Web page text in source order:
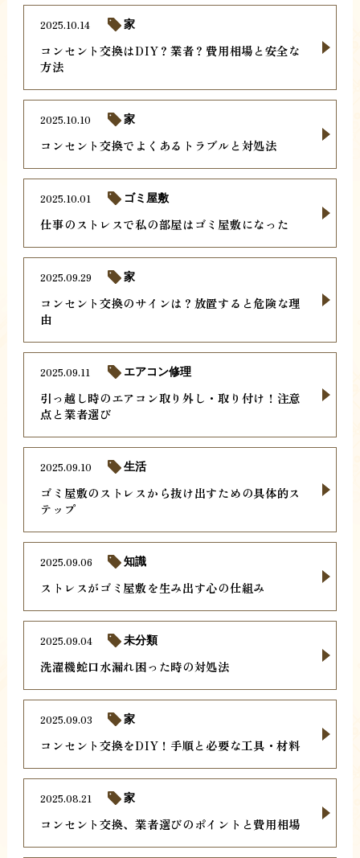
コンセント交換はDIY？業者？費用相場と安全な
方法
2025.10.14 家
コンセント交換でよくあるトラブルと対処法
2025.10.10 家
仕事のストレスで私の部屋はゴミ屋敷になった
2025.10.01 ゴミ屋敷
コンセント交換のサインは？放置すると危険な理
由
2025.09.29 家
引っ越し時のエアコン取り外し・取り付け！注意
点と業者選び
2025.09.11 エアコン修理
ゴミ屋敷のストレスから抜け出すための具体的ス
テップ
2025.09.10 生活
ストレスがゴミ屋敷を生み出す心の仕組み
2025.09.06 知識
洗濯機蛇口水漏れ困った時の対処法
2025.09.04 未分類
コンセント交換をDIY！手順と必要な工具・材料
2025.09.03 家
コンセント交換、業者選びのポイントと費用相場
2025.08.21 家